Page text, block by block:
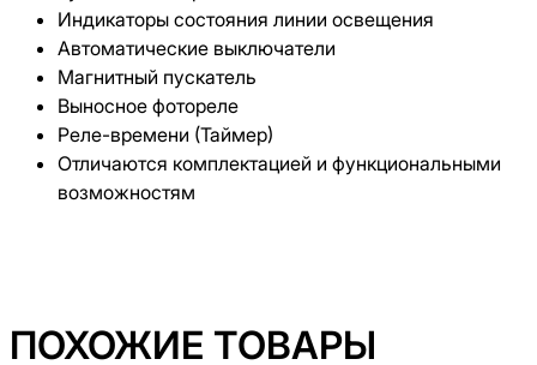
Индикаторы состояния линии освещения
Автоматические выключатели
Магнитный пускатель
Выносное фотореле
Реле-времени (Таймер)
Отличаются комплектацией и функциональными
возможностям
ПОХОЖИЕ ТОВАРЫ